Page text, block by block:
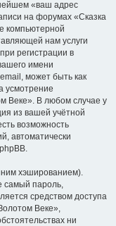
«ваш адрес
на форумах «Сказка
компьютерной
нам услуги
регистрации в
имени
может быть как
усмотрение
Веке». В любом случае у
из вашей учётной
возможность
автоматически
хэшированием).
самый пароль,
средством доступа
Веке»,
ни